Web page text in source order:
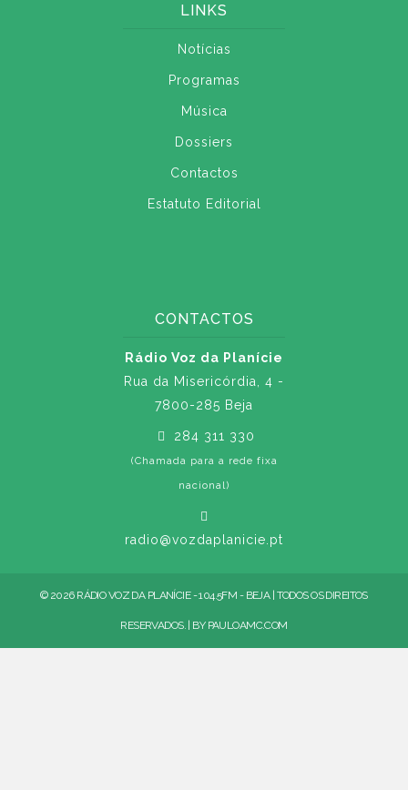
LINKS
Notícias
Programas
Música
Dossiers
Contactos
Estatuto Editorial
CONTACTOS
Rádio Voz da Planície
Rua da Misericórdia, 4 -
7800-285 Beja
284 311 330
(Chamada para a rede fixa
nacional)
radio@vozdaplanicie.pt
© 2026 RÁDIO VOZ DA PLANÍCIE - 104.5FM - BEJA | TODOS OS DIREITOS
RESERVADOS. | BY PAULOAMC.COM